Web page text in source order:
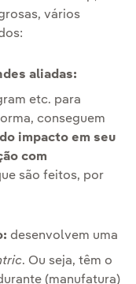
vários
aliadas:
etc. para
conseguem
impacto em seu
com
são feitos, por
desenvolvem uma
. Ou seja, têm o
(manufatura)